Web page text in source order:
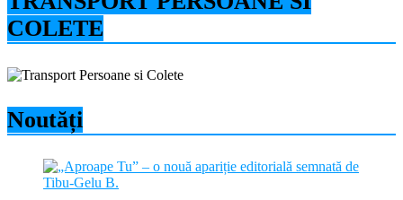
COLETE
Noutăți